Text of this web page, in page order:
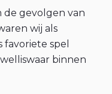
gevolgen van
wij als
spel
binnen